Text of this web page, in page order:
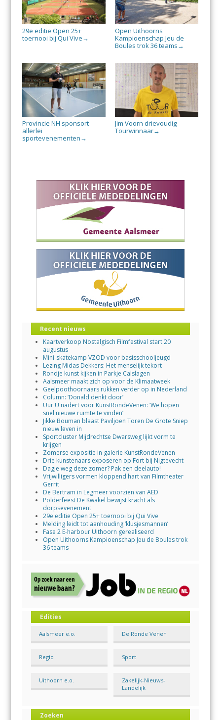
29e editie Open 25+
toernooi bij Qui Vive →
Open Uithoorns
Kampioenschap Jeu de
Boules trok 36 teams →
Provincie NH sponsort
allerlei
sportevenementen →
Jim Voorn drievoudig
Tourwinnaar→
Recent nieuws
Kaartverkoop Nostalgisch Filmfestival start 20
augustus
Mini-skatekamp VZOD voor basisschooljeugd
Lezing Midas Dekkers: Het menselijk tekort
Rondje kunst kijken in Parkje Calslagen
Aalsmeer maakt zich op voor de Klimaatweek
Geelpoothoornaars rukken verder op in Nederland
Column: ‘Donald denkt door’
Uur U nadert voor KunstRondeVenen: ‘We hopen
snel nieuwe ruimte te vinden’
Jikke Bouman blaast Paviljoen Toren De Grote Sniep
nieuw leven in
Sportcluster Mijdrechtse Dwarsweg lijkt vorm te
krijgen
Zomerse expositie in galerie KunstRondeVenen
Drie kunstenaars exposeren op Fort bij Nigtevecht
Dagje weg deze zomer? Pak een deelauto!
Vrijwilligers vormen kloppend hart van Filmtheater
Gerrit
De Bertram in Legmeer voorzien van AED
Polderfeest De Kwakel bewijst kracht als
dorpsevenement
29e editie Open 25+ toernooi bij Qui Vive
Melding leidt tot aanhouding ‘klusjesmannen’
Fase 2 E-harbour Uithoorn gerealiseerd
Open Uithoorns Kampioenschap Jeu de Boules trok
36 teams
Edities
Aalsmeer e.o. De Ronde Venen
Regio Sport
Uithoorn e.o.
Zakelijk-Nieuws-
Landelijk
Zoeken